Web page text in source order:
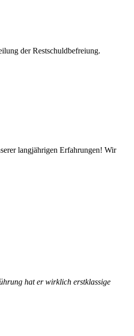
der Restschuldbefreiung.
langjährigen Erfahrungen! Wir
hat er wirklich erstklassige